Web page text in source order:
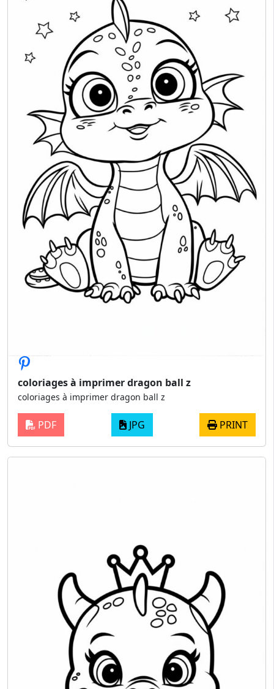
coloriages à imprimer dragon ball z
coloriages à imprimer dragon ball z
PDF JPG PRINT